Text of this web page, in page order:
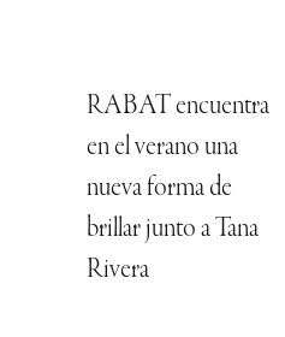
RABAT encuentra
en el verano una
nueva forma de
brillar junto a Tana
Rivera